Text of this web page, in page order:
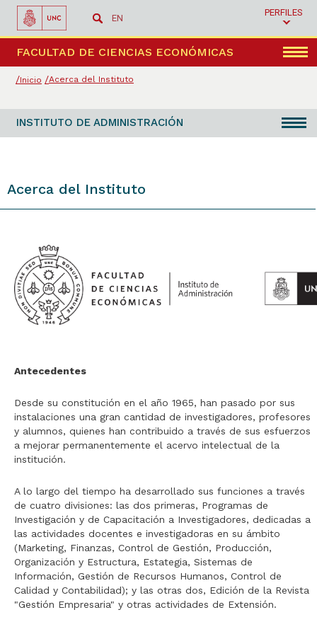
EN
PERFILES
FACULTAD DE CIENCIAS ECONÓMICAS
Menú
Inicio Acerca del Instituto
INSTITUTO DE ADMINISTRACIÓN
Acerca del Instituto
Antecedentes
Desde su constitución en el año 1965, han pasado por sus
instalaciones una gran cantidad de investigadores, profesores
y alumnos, quienes han contribuido a través de sus esfuerzos
a mejorar permanentemente el acervo intelectual de la
institución.
A lo largo del tiempo ha desarrollado sus funciones a través
de cuatro divisiones: las dos primeras, Programas de
Investigación y de Capacitación a Investigadores, dedicadas a
las actividades docentes e investigadoras en su ámbito
(Marketing, Finanzas, Control de Gestión, Producción,
Organización y Estructura, Estategia, Sistemas de
Información, Gestión de Recursos Humanos, Control de
Calidad y Contabilidad); y las otras dos, Edición de la Revista
"Gestión Empresaria" y otras actividades de Extensión.